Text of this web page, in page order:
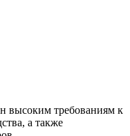
высоким требованиям к
а также